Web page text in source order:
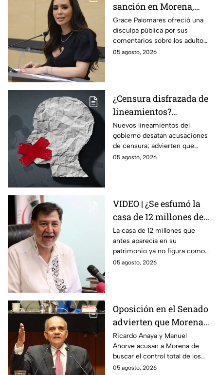
sanción en Morena,
Grace Palomares pide
perdón a adultos
mayores
Grace Palomares ofreció una
disculpa pública por sus
comentarios sobre los adultos
mayores y aseguró que acatará
05 agosto, 2026
¿Censura disfrazada de
lineamientos?
Gobierno podría
decidir qué es verdad y
qué mentira; advierte
Maru Campos
Nuevos lineamientos del
gobierno desatan acusaciones
de censura; advierten que
permitirían decidir qué es
05 agosto, 2026
VIDEO | ¿Se esfumó la
casa de 12 millones de
Noroña? Esto
respondió sobre su
declaración
patrimonial 2026
La casa de 12 millones que
antes aparecía en su
patrimonio ya no figura como
inmueble en su declaración.
05 agosto, 2026
Oposición en el Senado
advierten que Morena
busca silenciar a la
prensa como en
Venezuela, Cuba y
Ricardo Anaya y Manuel
Añorve acusan a Morena de
buscar el control total de los
medios con nuevos
05 agosto, 2026